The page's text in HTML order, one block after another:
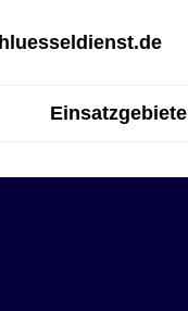
Einsatzgebiete